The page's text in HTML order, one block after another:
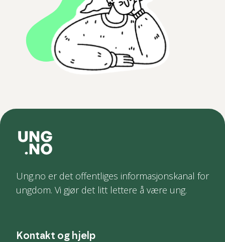
Ung.no er det offentliges informasjonskanal for
ungdom. Vi gjør det litt lettere å være ung.
Kontakt og hjelp